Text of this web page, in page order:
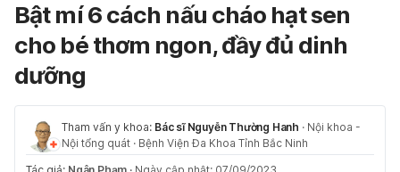
Bật mí 6 cách nấu cháo hạt sen
cho bé thơm ngon, đầy đủ dinh
dưỡng
Tham vấn y khoa: Bác sĩ Nguyễn Thường Hanh · Nội khoa -
Nội tổng quát · Bệnh Viện Đa Khoa Tỉnh Bắc Ninh